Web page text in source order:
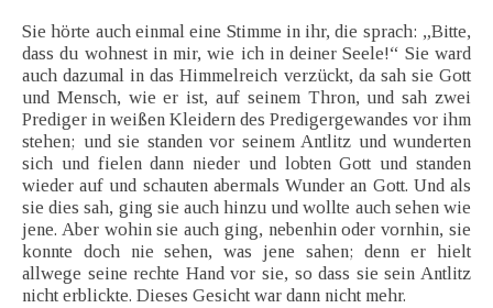
Sie hörte auch einmal eine Stimme in ihr, die sprach: „Bitte,
dass du wohnest in mir, wie ich in deiner Seele!“ Sie ward
auch dazumal in das Himmelreich verzückt, da sah sie Gott
und Mensch, wie er ist, auf seinem Thron, und sah zwei
Prediger in weißen Kleidern des Predigergewandes vor ihm
stehen; und sie standen vor seinem Antlitz und wunderten
sich und fielen dann nieder und lobten Gott und standen
wieder auf und schauten abermals Wunder an Gott. Und als
sie dies sah, ging sie auch hinzu und wollte auch sehen wie
jene. Aber wohin sie auch ging, nebenhin oder vornhin, sie
konnte doch nie sehen, was jene sahen; denn er hielt
allwege seine rechte Hand vor sie, so dass sie sein Antlitz
nicht erblickte. Dieses Gesicht war dann nicht mehr.